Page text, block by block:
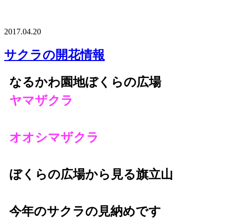
2017.04.20
サクラの開花情報
なるかわ園地ぼくらの広場
ヤマザクラ
オオシマザクラ
ぼくらの広場から見る旗立山
今年のサクラの見納めです